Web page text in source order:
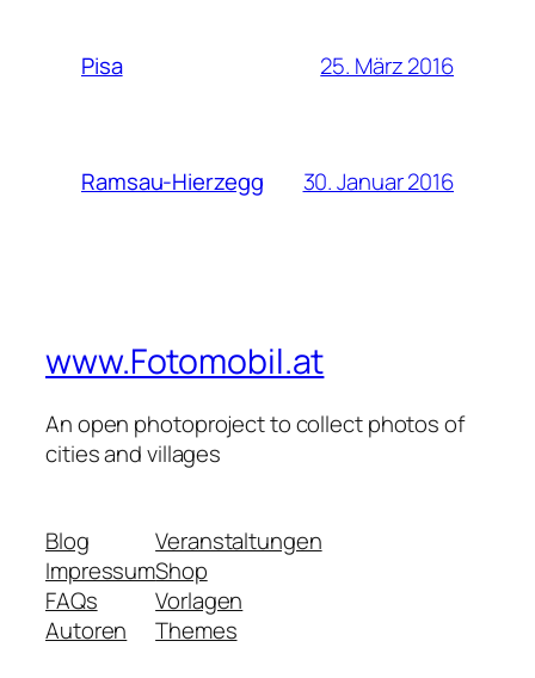
Pisa 25. März 2016
Ramsau-Hierzegg 30. Januar 2016
www.Fotomobil.at
An open photoproject to collect photos of
cities and villages
Blog
Impressum
FAQs
Autoren
Veranstaltungen
Shop
Vorlagen
Themes